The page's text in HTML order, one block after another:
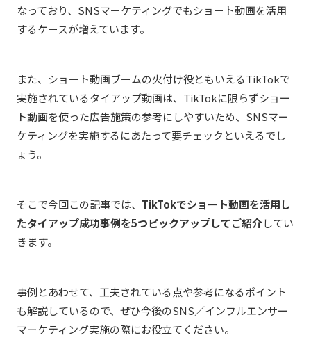
なっており、SNSマーケティングでもショート動画を活用
するケースが増えています。
また、ショート動画ブームの火付け役ともいえるTikTokで
実施されているタイアップ動画は、TikTokに限らずショー
ト動画を使った広告施策の参考にしやすいため、SNSマー
ケティングを実施するにあたって要チェックといえるでし
ょう。
そこで今回この記事では、 TikTokでショート動画を活用し
たタイアップ成功事例を5つピックアップしてご紹介してい
きます。
事例とあわせて、工夫されている点や参考になるポイント
も解説しているので、ぜひ今後のSNS／インフルエンサー
マーケティング実施の際にお役立てください。